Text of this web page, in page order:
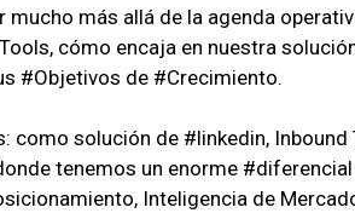
mucho más allá de la agenda
cómo encaja en nuestra
#Objetivos de #Crecimiento.
como solución de #linkedin,
tenemos un enorme
Inteligencia de